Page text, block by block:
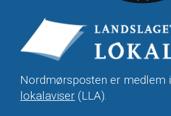
Nordmørsposten er medlem i
lokalaviser (LLA).